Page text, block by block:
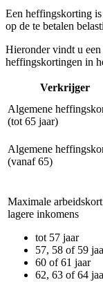
Een heffingskorting
op de te betalen
Hieronder vindt u
heffingskortingen in
Verkrijger
Algemene
(tot 65 jaar)
Algemene
(vanaf 65)
Maximale
lagere inkomens
tot 57 jaar
57, 58 of 59
60 of 61 jaar
62, 63 of 64